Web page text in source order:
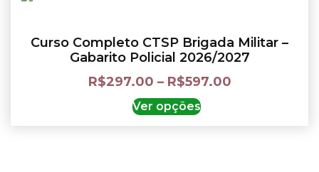
Curso Completo CTSP Brigada Militar –
Gabarito Policial 2026/2027
R$297.00 – R$597.00
Ver opções